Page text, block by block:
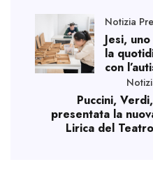
Notizia
Jesi,
la
con
Puccini,
presentata la
Lirica del